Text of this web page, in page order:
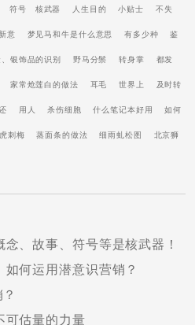
符号 核武器 人生目的 小贴士 不失
意 梦见马和牛是什么意思 有多少种 鉴
银饰品的识别 野马分鬃 转身掌 都发
家常炝莲白的做法 耳毛 世界上 及时转
用人 杀伤细胞 什么笔记本好用 如何
虎刺梅 蒸面条的做法 细雨虬松图 北京狮
、故事、符号等是核武器！
何运用潜意识营销？
可估量的力量